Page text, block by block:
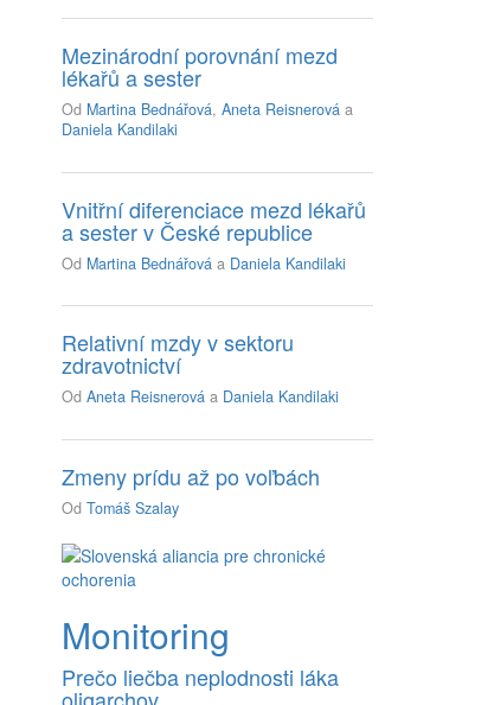
Mezinárodní porovnání mezd
lékařů a sester
Od Martina Bednářová,Aneta Reisnerová a
Daniela Kandilaki
Vnitřní diferenciace mezd lékařů
a sester v České republice
Od Martina Bednářová a Daniela Kandilaki
Relativní mzdy v sektoru
zdravotnictví
OdAneta Reisnerová a Daniela Kandilaki
Zmeny prídu až po voľbách
OdTomáš Szalay
Monitoring
Prečo liečba neplodnosti láka